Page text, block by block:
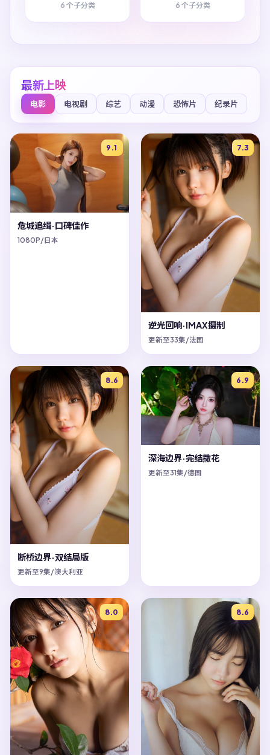
6 个子分类 6 个子分类
最新上映
电影 电视剧 综艺 动漫 恐怖片 纪录片
9.1
危城追缉·口碑佳作
1080P/日本
7.3
逆光回响·IMAX摄制
更新至33集/法国
8.6
断桥边界·双结局版
更新至9集/澳大利亚
6.9
深海边界·完结撒花
更新至31集/德国
8.0 8.6